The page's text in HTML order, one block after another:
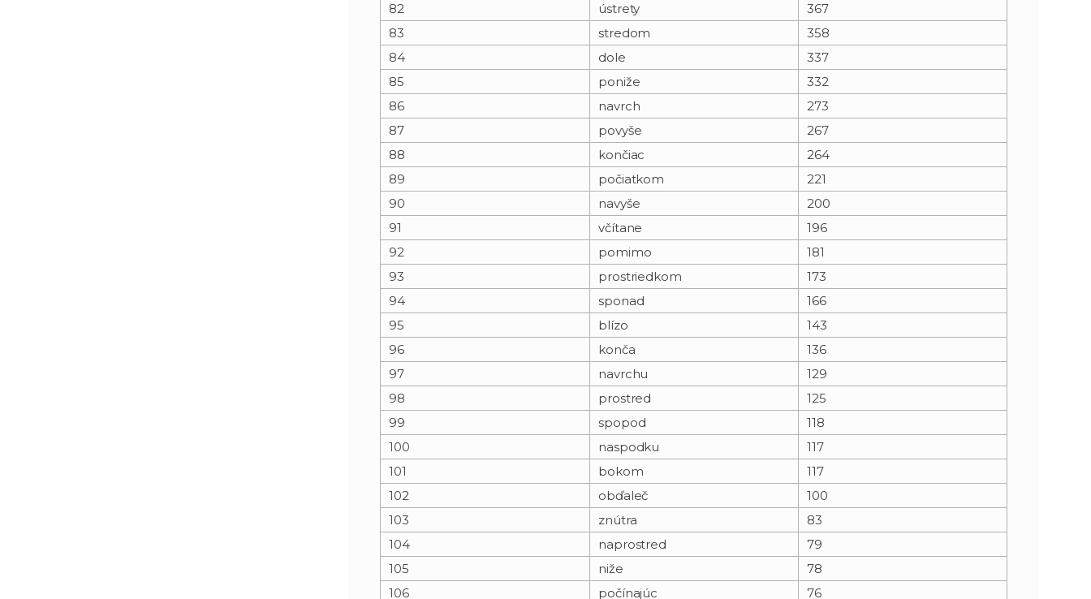
82
ústrety
367
83
stredom
358
84
dole
337
85
poniže
332
86
navrch
273
87
povyše
267
88
končiac
264
89
počiatkom
221
90
navyše
200
91
včítane
196
92
pomimo
181
93
prostriedkom
173
94
sponad
166
95
blízo
143
96
konča
136
97
navrchu
129
98
prostred
125
99
spopod
118
100
naspodku
117
101
bokom
117
102
obďaleč
100
103
znútra
83
104
naprostred
79
105
niže
78
106
počínajúc 76